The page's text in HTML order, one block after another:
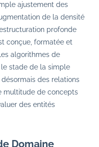
ajustement des
de la densité
profonde
conçue, formatée et
algorithmes de
stade de la simple
des relations
multitude de concepts
des entités
Domaine